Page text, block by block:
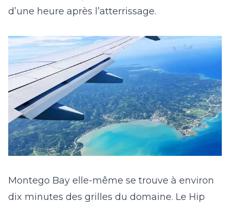
d’une heure après l’atterrissage.
Montego Bay elle-même se trouve à environ
dix minutes des grilles du domaine. Le Hip